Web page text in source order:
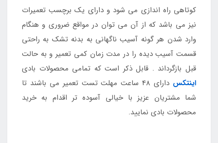
کوتاهی راه اندازی می شود و دارای یک برچسب تعمیرات
نیز می باشد که از آن می توان در مواقع ضروری و هنگام
وارد شدن هر گونه آسیب ناگهانی به بدنه تشک به راحتی
قسمت آسیب دیده را در مدت زمان کمی تعمیر و به حالت
قبل بازگرداند . قابل ذکر است که تمامی محصولات بادی
اینتکس
دارای 48 ساعت مهلت تست تعمیر می باشند تا
شما مشتریان عزیز با خیالی آسوده تر اقدام به خرید
محصولات بادی نمایید.